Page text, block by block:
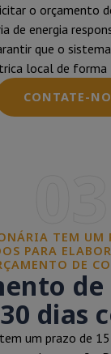
o orçamento
de energia
que o
local de forma
CONTATE-
TEM UM
PARA
DE
de
dias
um prazo de